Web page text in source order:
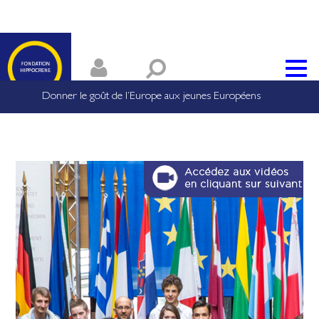
Donner le goût de l’Europe aux jeunes Européens